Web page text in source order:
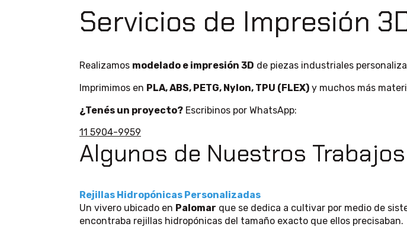
Servicios de Impresión
Realizamos modelado e impresión 3D de piezas industriales
Imprimimos en PLA, ABS, PETG, Nylon, TPU (FLEX) y muchos más
¿Tenés un proyecto? Escribinos por WhatsApp:
11 5904-9959
Algunos de Nuestros Trabajos
Rejillas Hidropónicas Personalizadas
Un vivero ubicado en Palomar que se dedica a cultivar por medio de
encontraba rejillas hidropónicas del tamaño exacto que ellos precisaban.